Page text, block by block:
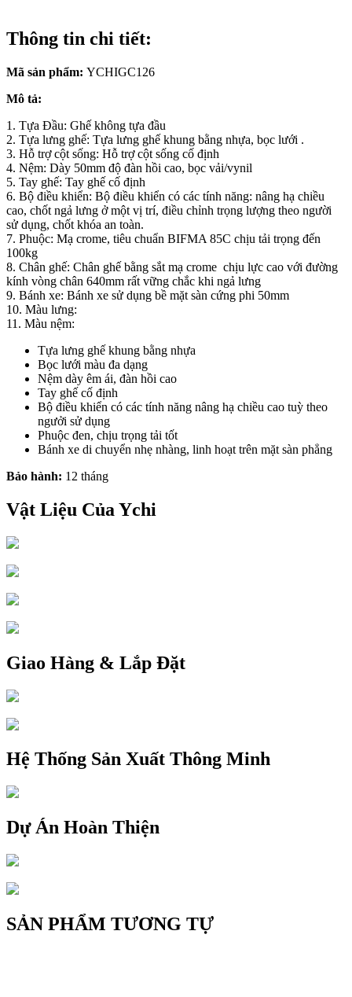
Thông tin chi tiết:
Mã sản phẩm: YCHIGC126
Mô tả:
1. Tựa Đầu: Ghế không tựa đầu
2. Tựa lưng ghế: Tựa lưng ghế khung bằng nhựa, bọc lưới .
3. Hỗ trợ cột sống: Hỗ trợ cột sống cố định
4. Nệm: Dày 50mm độ đàn hồi cao, bọc vải/vynil
5. Tay ghế: Tay ghế cố định
6. Bộ điều khiển: Bộ điều khiển có các tính năng: nâng hạ chiều
cao, chốt ngả lưng ở một vị trí, điều chỉnh trọng lượng theo người
sử dụng, chốt khóa an toàn.
7. Phuộc: Mạ crome, tiêu chuẩn BIFMA 85C chịu tải trọng đến
100kg
8. Chân ghế: Chân ghế bằng sắt mạ crome chịu lực cao với đường
kính vòng chân 640mm rất vững chắc khi ngả lưng
9. Bánh xe: Bánh xe sử dụng bề mặt sàn cứng phi 50mm
10. Màu lưng:
11. Màu nệm:
Tựa lưng ghế khung bằng nhựa
Bọc lưới màu đa dạng
Nệm dày êm ái, đàn hồi cao
Tay ghế cố định
Bộ điều khiển có các tính năng nâng hạ chiều cao tuỳ theo
ngưởi sử dụng
Phuộc đen, chịu trọng tải tốt
Bánh xe di chuyển nhẹ nhàng, linh hoạt trên mặt sàn phẳng
Bảo hành: 12 tháng
Vật Liệu Của Ychi
Giao Hàng & Lắp Đặt
Hệ Thống Sản Xuất Thông Minh
Dự Án Hoàn Thiện
SẢN PHẨM TƯƠNG TỰ